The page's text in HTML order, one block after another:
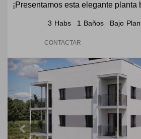
¡Presentamos esta elegante planta
3 Habs 1 Baños Bajo
CONTACTAR
Previous